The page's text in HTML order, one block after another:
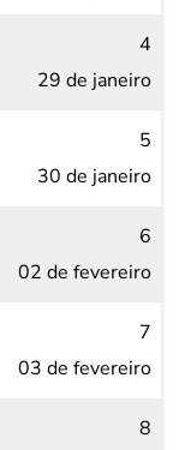
4
29 de janeiro
5
30 de janeiro
6
02 de fevereiro
7
03 de fevereiro
8